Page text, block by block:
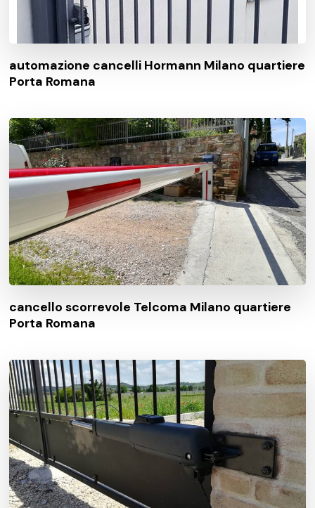
automazione cancelli Hormann Milano quartiere
Porta Romana
cancello scorrevole Telcoma Milano quartiere
Porta Romana